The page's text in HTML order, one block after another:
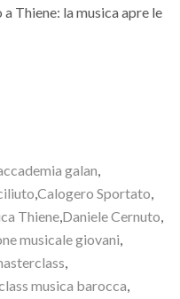
Thiene: la musica apre le
galan,
,Calogero Sportato,
Thiene,Daniele Cernuto,
musicale giovani,
,
musica barocca,